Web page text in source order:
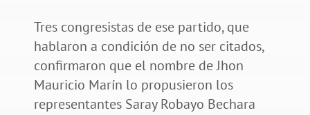
Tres congresistas de ese partido, que
hablaron a condición de no ser citados,
confirmaron que el nombre de Jhon
Mauricio Marín lo propusieron los
representantes Saray Robayo Bechara